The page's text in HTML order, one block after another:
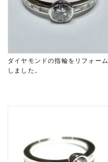
ダイヤモンドの指輪をリフォーム
しました。